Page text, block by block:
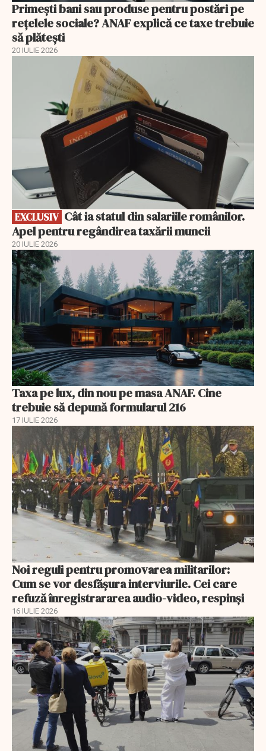
Primești bani sau produse pentru postări pe
reţelele sociale? ANAF explică ce taxe trebuie
să plătești
20 IULIE 2026
EXCLUSIV
Apel pentru regândirea taxării muncii
20 IULIE 2026
Taxa pe lux, din nou pe masa ANAF. Cine
trebuie să depună formularul 216
17 IULIE 2026
Noi reguli pentru promovarea militarilor:
Cum se vor desfășura interviurile. Cei care
refuză înregistrararea audio-video, respinşi
16 IULIE 2026